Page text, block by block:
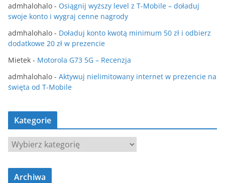
admhalohalo - Osiągnij wyższy level z T-Mobile – doładuj
swoje konto i wygraj cenne nagrody
admhalohalo - Doładuj konto kwotą minimum 50 zł i odbierz
dodatkowe 20 zł w prezencie
Mietek - Motorola G73 5G – Recenzja
admhalohalo - Aktywuj nielimitowany internet w prezencie na
święta od T-Mobile
Kategorie
K
a
t
Archiwa